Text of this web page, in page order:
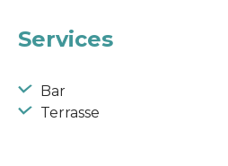
Services
Bar
Terrasse